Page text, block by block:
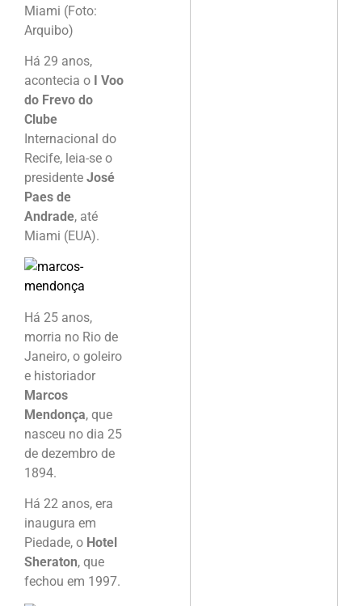
Miami (Foto:
Arquibo)
Há 29 anos,
acontecia o I Voo
do Frevo do
Clube
Internacional do
Recife, leia-se o
presidente José
Paes de
Andrade, até
Miami (EUA).
Há 25 anos,
morria no Rio de
Janeiro, o goleiro
e historiador
Marcos
Mendonça, que
nasceu no dia 25
de dezembro de
1894.
Há 22 anos, era
inaugura em
Piedade, o Hotel
Sheraton, que
fechou em 1997.